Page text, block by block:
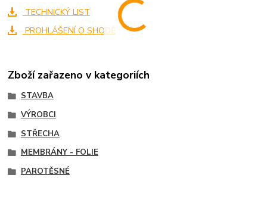
TECHNICKÝ LIST
PROHLÁŠENÍ O SHODĚ
Zboží zařazeno v kategoriích
STAVBA
VÝROBCI
STŘECHA
MEMBRÁNY - FOLIE
PAROTĚSNÉ